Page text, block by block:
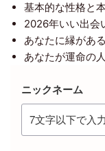
基本的な性格と
2026年いい出会
あなたに縁があ
あなたが運命の
ニックネーム